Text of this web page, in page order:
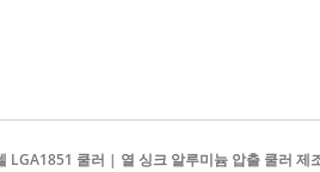
LGA1851 쿨러 | 열 싱크 알루미늄 압출 쿨러 제